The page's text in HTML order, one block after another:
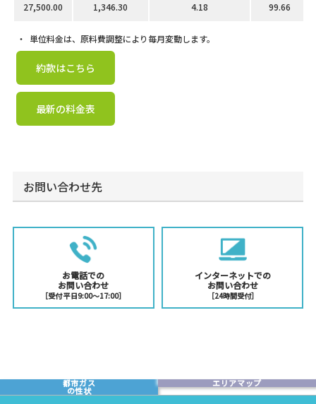
27,500.00 1,346.30 4.18 99.66
単位料金は、原料費調整により毎月変動します。
約款はこちら
最新の料金表
お問い合わせ先
お電話での
お問い合わせ
［受付 平日9:00〜17:00］
インターネットでの
お問い合わせ
［24時間受付］
都市ガス
の性状
エリアマップ